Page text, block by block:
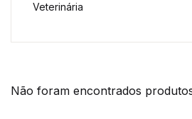
Não foram encontrados
Veterinária